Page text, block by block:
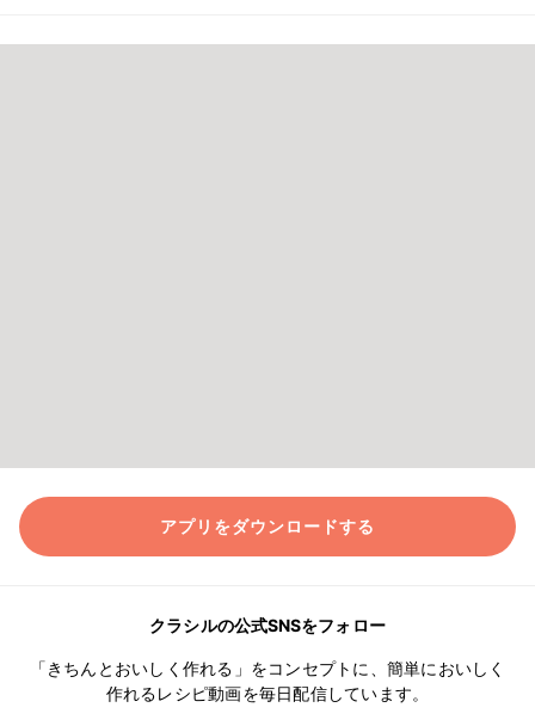
アプリをダウンロードする
クラシルの公式SNSをフォロー
「きちんとおいしく作れる」をコンセプトに、簡単においしく
作れるレシピ動画を毎日配信しています。